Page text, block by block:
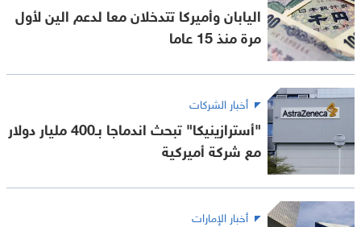
اليابان وأميركا تتدخلان معا لدعم الين لأول
مرة منذ 15 عاما
أخبار الشركات
"أسترازينيكا" تبحث اندماجا بـ400 مليار دولار
مع شركة أميركية
أخبار الإمارات